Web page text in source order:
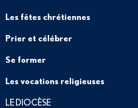
Les fêtes chrétiennes
Prier et célébrer
Se former
Les vocations religieuses
LE DIOCÈSE